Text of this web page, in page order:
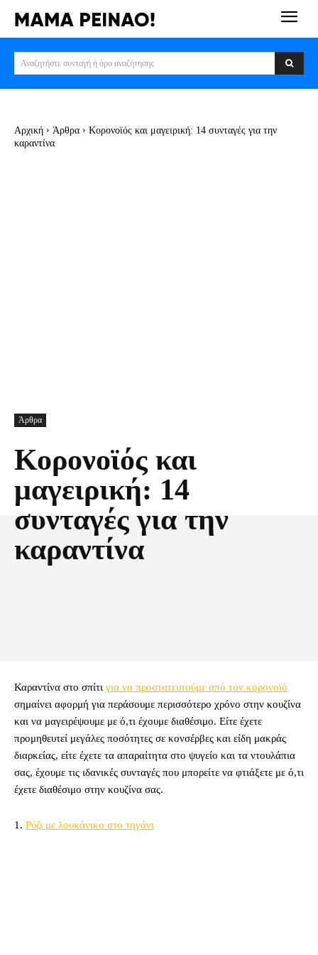
Αναζητήστε συνταγή ή όρο αναζήτησης
Αρχική Άρθρα
Κορονοϊός και μαγειρική: 14 συνταγές για την
καραντίνα
Άρθρα
Κορονοϊός και
μαγειρική: 14
συνταγές για την
καραντίνα
Καραντίνα στο σπίτι για να προστατευτούμε από τον κορονοϊό
σημαίνει αφορμή για περάσουμε περισσότερο χρόνο στην κουζίνα
και να μαγειρέψουμε με ό,τι έχουμε διαθέσιμο. Είτε έχετε
προμηθευτεί μεγάλες ποσότητες σε κονσέρβες και είδη μακράς
διαρκείας, είτε έχετε τα απαραίτητα στο ψυγείο και τα ντουλάπια
σας, έχουμε τις ιδανικές συνταγές που μπορείτε να φτιάξετε με ό,τι
έχετε διαθέσιμο στην κουζίνα σας.
1. Ρύζι με λουκάνικο στο τηγάνι